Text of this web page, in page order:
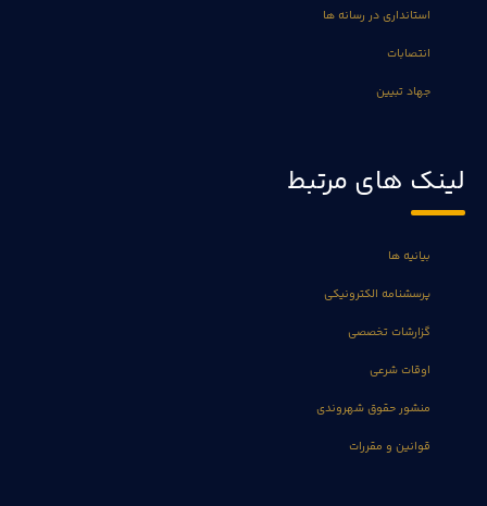
استانداری در رسانه ها
انتصابات
جهاد تبیین
لینک های مرتبط
بیانیه ها
پرسشنامه الکترونیکی
گزارشات تخصصی
اوقات شرعی
منشور حقوق شهروندی
قوانین و مقررات